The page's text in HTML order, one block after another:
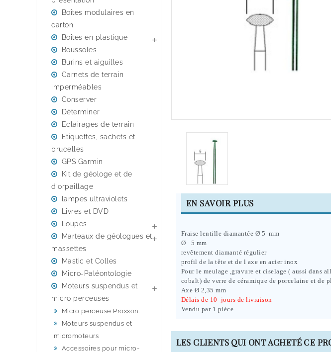
Boîtes modulaires en
carton
Boîtes en plastique

Boussoles
Burins et aiguilles
Carnets de terrain
imperméables
Conserver
Déterminer
Eclairages de terrain
Etiquettes, sachets et
brucelles
GPS Garmin
Kit de géologe et de
d'orpaillage
lampes ultraviolets
Livres et DVD
Loupes

Marteaux de géologues et
massettes

Mastic et Colles
Micro-Paléontologie
Moteurs suspendus et
micro perceuses

Micro perceuse Proxxon.
Moteurs suspendus et
micromoteurs
Accessoires pour micro-
EN SAVOIR PLUS
Fraise lentille diamantée Ø 5 mm
Ø 5 mm
revêtement diamanté régulier
profil de la tête et de l axe en acier inox
Pour le meulage ,gravure et ciselage ( aussi dans
cobalt) de verre de céramique de porcelaine et de
Axe Ø 2,35 mm
Délais de 10 jours de livraison
Vendu par 1 pièce
LES CLIENTS QUI ONT ACHETÉ CE